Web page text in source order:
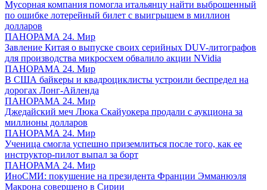
Мусорная компания помогла итальянцу найти выброшенный
по ошибке лотерейный билет с выигрышем в миллион
долларов
ПАНОРАМА 24. Мир
Завление Китая о выпуске своих серийных DUV-литографов
для производства микросхем обвалило акции NVidia
ПАНОРАМА 24. Мир
В США байкеры и квадроциклисты устроили беспредел на
дорогах Лонг-Айленда
ПАНОРАМА 24. Мир
Джедайский меч Люка Скайуокера продали с аукциона за
миллионы долларов
ПАНОРАМА 24. Мир
Ученица смогла успешно приземлиться после того, как ее
инструктор-пилот выпал за борт
ПАНОРАМА 24. Мир
ИноСМИ: покушение на президента Франции Эмманюэля
Макрона совершено в Сирии